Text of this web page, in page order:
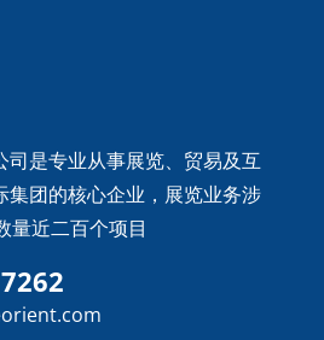
是专业从事展览、贸易及互
集团的核心企业，展览业务涉
量近二百个项目